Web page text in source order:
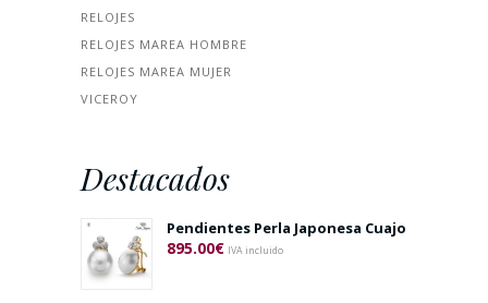
RELOJES
RELOJES MAREA HOMBRE
RELOJES MAREA MUJER
VICEROY
Destacados
Pendientes Perla Japonesa Cuajo
895.00€ IVA incluido